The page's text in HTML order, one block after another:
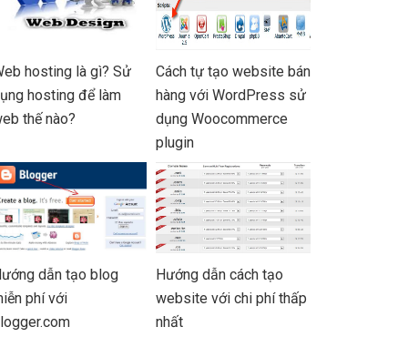
hosting là gì? Sử
hosting để làm
thế nào?
Cách tự tạo website bán
hàng với WordPress sử
dụng Woocommerce
plugin
dẫn tạo blog
phí với
Hướng dẫn cách tạo
website với chi phí thấp
nhất